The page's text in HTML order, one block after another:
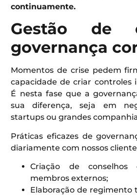
continuamente.
Gestão de
governança
Momentos de crise pedem
capacidade de criar controles
É nesta fase que a
sua diferença, seja em
startups ou grandes
Práticas eficazes de
diariamente com nossos
Criação de conselhos
membros externos;
Elaboração de regimento